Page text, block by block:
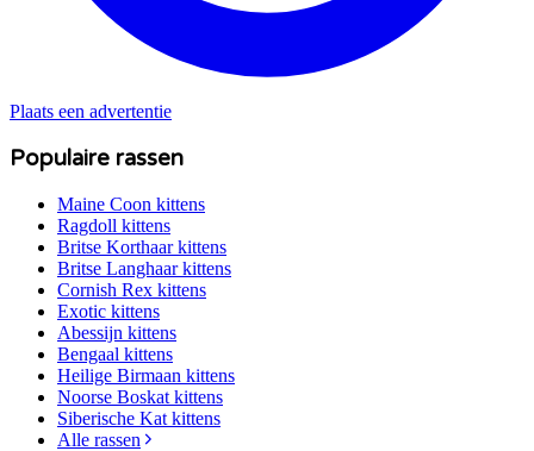
Plaats een advertentie
Populaire rassen
Maine Coon kittens
Ragdoll kittens
Britse Korthaarkittens
Britse Langhaarkittens
Cornish Rex kittens
Exotic kittens
Abessijn kittens
Bengaal kittens
Heilige Birmaan kittens
Noorse Boskat kittens
Siberische Kat kittens
Alle rassen